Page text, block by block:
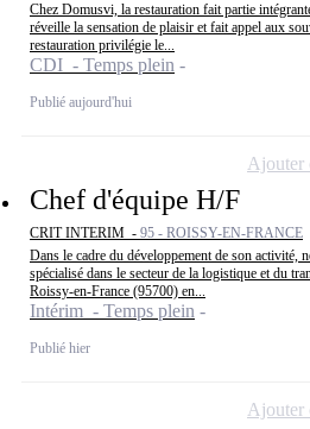
Chez Domusvi, la restauration fait partie
réveille la sensation de plaisir et fait appel aux
restauration privilégie le...
CDI - Temps plein
Publié aujourd'hui
Chef d'équipe H/F
CRIT INTERIM - 95 - ROISSY-EN-FRANCE
Dans le cadre du développement de son activité,
spécialisé dans le secteur de la logistique et du
Roissy-en-France (95700) en...
Intérim - Temps plein
Publié hier
Ajouter
Ajouter